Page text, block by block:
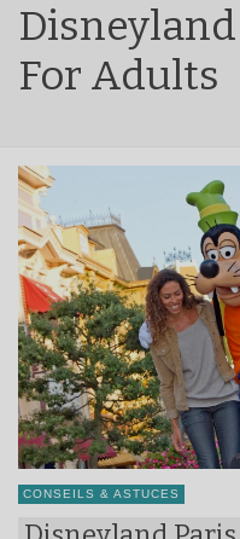
For Adults
CONSEILS & ASTUCES